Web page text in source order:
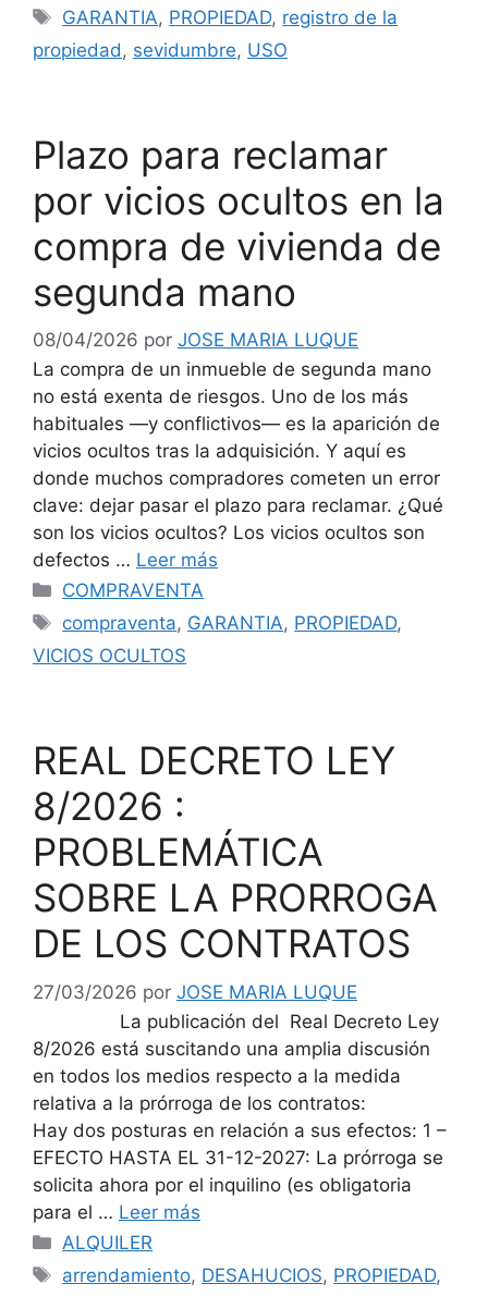
Etiquetas
GARANTIA, PROPIEDAD, registro de la
propiedad , sevidumbre, USO
Plazo para reclamar
por vicios ocultos en la
compra de vivienda de
segunda mano
08/04/2026 por JOSE MARIA LUQUE
La compra de un inmueble de segunda mano
no está exenta de riesgos. Uno de los más
habituales —y conflictivos— es la aparición de
vicios ocultos tras la adquisición. Y aquí es
donde muchos compradores cometen un error
clave: dejar pasar el plazo para reclamar. ¿Qué
son los vicios ocultos? Los vicios ocultos son
defectos … Leer más
Categorías
COMPRAVENTA
Etiquetas
compraventa, GARANTIA, PROPIEDAD,
VICIOS OCULTOS
REAL DECRETO LEY
8/2026 :
PROBLEMÁTICA
SOBRE LA PRORROGA
DE LOS CONTRATOS
27/03/2026 por JOSE MARIA LUQUE
La publicación del Real Decreto Ley
8/2026 está suscitando una amplia discusión
en todos los medios respecto a la medida
relativa a la prórroga de los contratos:
Hay dos posturas en relación a sus efectos: 1 –
EFECTO HASTA EL 31-12-2027: La prórroga se
solicita ahora por el inquilino (es obligatoria
para el … Leer más
Categorías
ALQUILER
Etiquetas
arrendamiento, DESAHUCIOS, PROPIEDAD,